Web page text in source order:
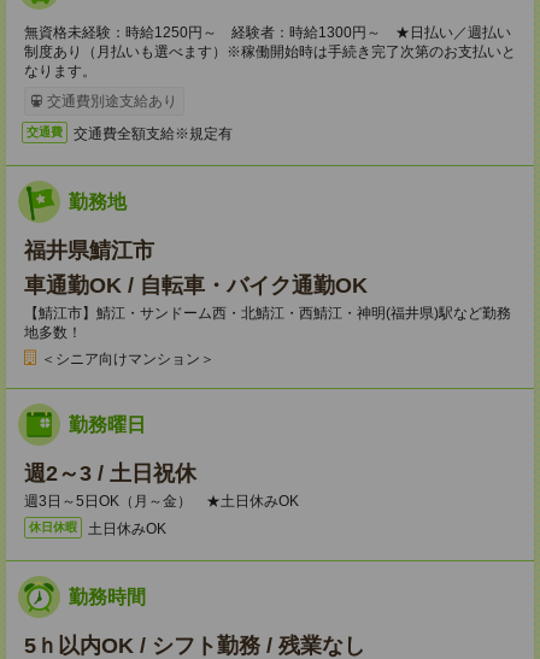
無資格未経験：時給1250円～ 経験者：時給1300円～ ★日払い／週払い
制度あり（月払いも選べます）※稼働開始時は手続き完了次第のお支払いと
なります。
交通費別途支給あり
交通費 交通費全額支給※規定有
勤務地
福井県鯖江市
車通勤OK / 自転車・バイク通勤OK
【鯖江市】鯖江・サンドーム西・北鯖江・西鯖江・神明(福井県)駅など勤務
地多数！
＜シニア向けマンション＞
勤務曜日
週2～3 / 土日祝休
週3日～5日OK（月～金） ★土日休みOK
休日休暇 土日休みOK
勤務時間
5ｈ以内OK / シフト勤務 / 残業なし